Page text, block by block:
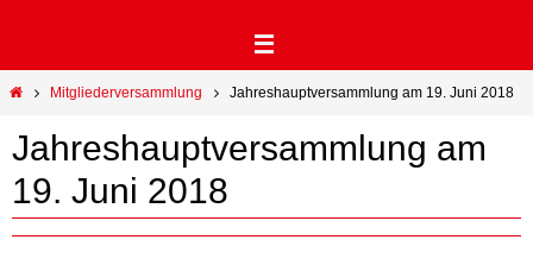
StartMitgliederversammlung Jahreshauptversammlung am 19. Juni 2018
Jahreshauptversammlung am
19. Juni 2018